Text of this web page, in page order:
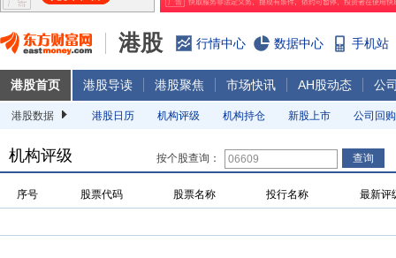
港股 行情中心 数据中心 手机站
港股首页 港股导读 港股聚焦 市场快讯 AH股动态 公
港股数据 港股日历 机构评级 机构持仓 新股上市 公司回购
机构评级 按个股查询：
序号 股票代码 股票名称 投行名称 最新评